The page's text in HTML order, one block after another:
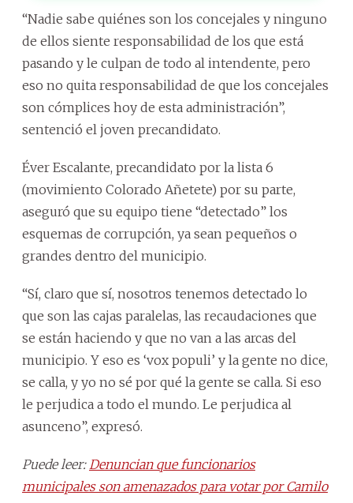
“Nadie sabe quiénes son los concejales y ninguno
de ellos siente responsabilidad de los que está
pasando y le culpan de todo al intendente, pero
eso no quita responsabilidad de que los concejales
son cómplices hoy de esta administración”,
sentenció el joven precandidato.
Éver Escalante, precandidato por la lista 6
(movimiento Colorado Añetete) por su parte,
aseguró que su equipo tiene “detectado” los
esquemas de corrupción, ya sean pequeños o
grandes dentro del municipio.
“Sí, claro que sí, nosotros tenemos detectado lo
que son las cajas paralelas, las recaudaciones que
se están haciendo y que no van a las arcas del
municipio. Y eso es ‘vox populi’ y la gente no dice,
se calla, y yo no sé por qué la gente se calla. Si eso
le perjudica a todo el mundo. Le perjudica al
asunceno”, expresó.
Puede leer: Denuncian que funcionarios
municipales son amenazados para votar por Camilo